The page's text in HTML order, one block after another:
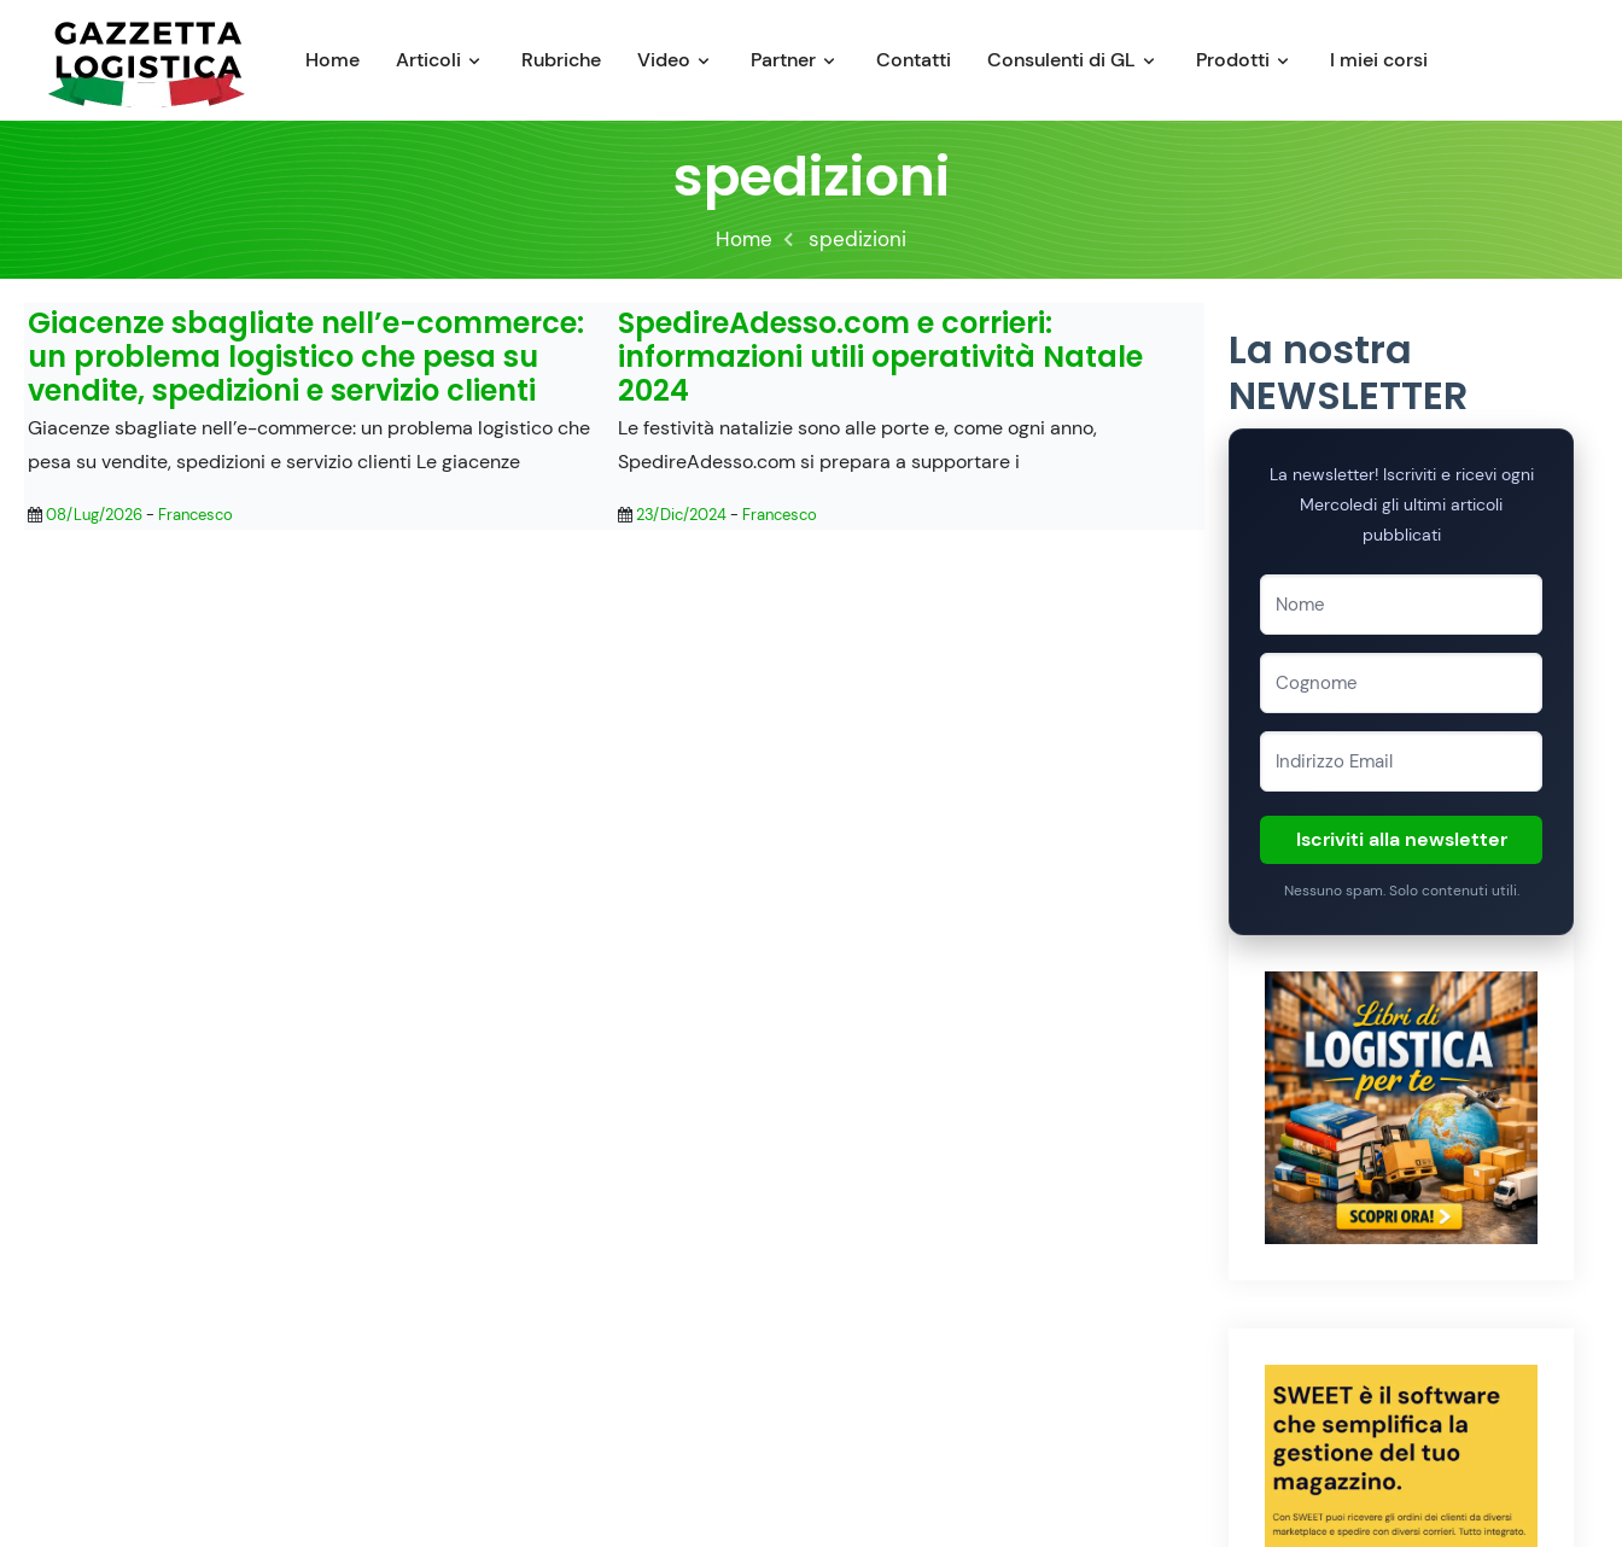
content
Home Articoli Rubriche Video Partner Contatti Consulenti di GL Prodotti I miei corsi
spedizioni
Home spedizioni
Giacenze sbagliate nell’e-commerce:
un problema logistico che pesa su
vendite, spedizioni e servizio clienti
Giacenze sbagliate nell’e-commerce: un problema logistico che
pesa su vendite, spedizioni e servizio clienti Le giacenze
08/Lug/2026- Francesco
SpedireAdesso.com e corrieri:
informazioni utili operatività Natale
2024
Le festività natalizie sono alle porte e, come ogni anno,
SpedireAdesso.com si prepara a supportare i
23/Dic/2024- Francesco
La nostra
NEWSLETTER
La newsletter! Iscriviti e ricevi ogni
Mercoledi gli ultimi articoli
pubblicati
Iscriviti alla newsletter
Nessuno spam. Solo contenuti utili.